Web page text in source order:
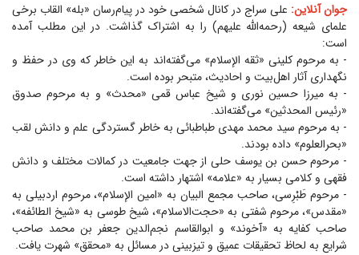
جوان آنلاین: علی سراج در کانال شخصی خود در پیام‌رسان «بله» القاب برخی
علمای شیعه (رحمه‌الله علیهم) را به اشتراک گذاشت. در این مطلب آمده
است:
- به مرحوم کلینی «ثقه الإسلام» می‌گفته‌اند به این خاطر که وی در حفظ و
نگهداری آثار اهل‌بیت و احادیث، متبحر بوده است.
- به میرزا حسین نوری و شیخ عباس قمی «محدث» و به مرحوم صدوق
«رئیس المحدثین» می‌گفته‌اند.
- به مرحوم سید محمد مهدی طباطبائی به خاطر گستردگی علم و دانش لقب
«بحرالعلوم» داده بودند.
- مرحوم حسن بن یوسف حلی از جهت جامعیت در کمالات مختلف و دانش
فقهی و کلامی بسیار به «علامه» اشتهار داشته است.
- مرحوم طَبْرِسی، صاحب مجمع البیان به «امین الإسلام»، مرحوم اردبیلی به
«مقدس»، مرحوم شفتی به «حجت‌الاسلام»، شیخ طوسی به «شیخ الطائفه»،
صاحب کفایه به «آخوند» و ابوالقاسم نجم‌الدین جعفر بن محمد صاحب
شرایع به لحاظ تحقیقات عمیق و تیزبینی در مسائل به «محقق» شهرت یافت.